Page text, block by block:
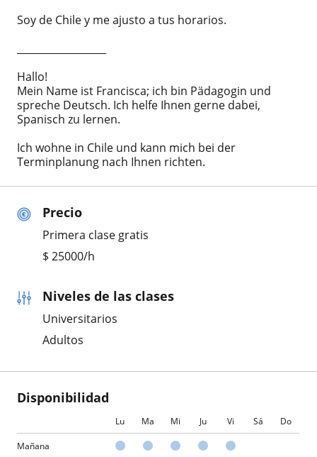
Precio
Primera clase gratis
$ 25000/h
Niveles de las clases
Universitarios
Adultos
Disponibilidad
Lu Ma Mi Ju Vi Sá Do
Mañana
Soy de Chile y me ajusto a tus horarios.
Hallo!
Mein Name ist Francisca; ich bin Pädagogin und
spreche Deutsch. Ich helfe Ihnen gerne dabei,
Spanisch zu lernen.
Ich wohne in Chile und kann mich bei der
Terminplanung nach Ihnen richten.